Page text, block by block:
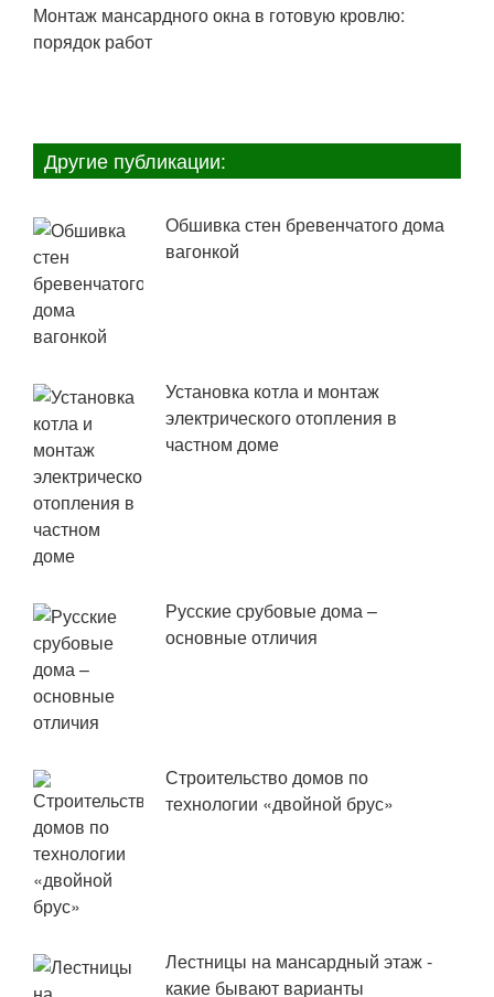
Монтаж мансардного окна в готовую кровлю:
порядок работ
Другие публикации:
Обшивка стен бревенчатого дома
вагонкой
Установка котла и монтаж
электрического отопления в
частном доме
Русские срубовые дома –
основные отличия
Строительство домов по
технологии «двойной брус»
Лестницы на мансардный этаж -
какие бывают варианты